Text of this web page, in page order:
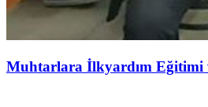
Muhtarlara İlkyardım Eğitimi